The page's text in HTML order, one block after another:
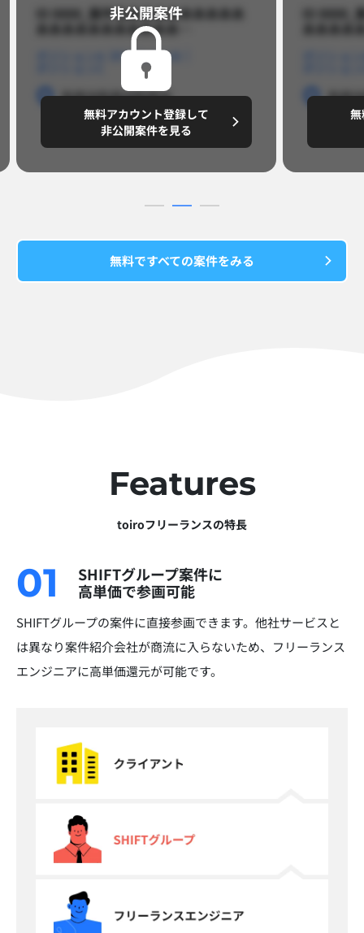
ID 8888_案件名あああああああああ
あああああああああああ…​
ポジションB
勤務地勤務地勤務地
～8,888,8888円/月
非公開案件​
無料アカウント登録して
非公開案件を見る
ID
勤務地
無料ですべての案件をみる
Features
toiroフリーランスの特長
01
SHIFTグループ案件に
高単価で参画可能
SHIFTグループの案件に直接参画できます。他社サービスと
は異なり案件紹介会社が商流に入らないため、フリーランス
エンジニアに高単価還元が可能です。​​